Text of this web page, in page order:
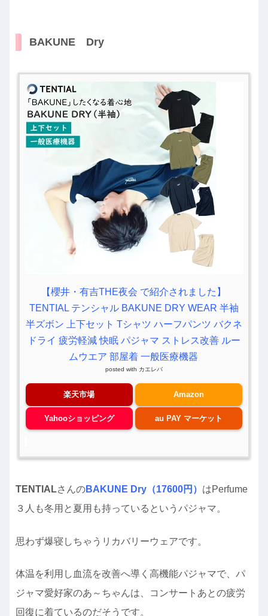
BAKUNE Dry
【櫻井・有吉THE夜会 で紹介されました】
TENTIAL テンシャル BAKUNE DRY WEAR 半袖
半ズボン 上下セット Tシャツ ハーフパンツ バクネ
ドライ 疲労軽減 快眠 パジャマ ストレス改善 ルー
ムウエア 部屋着 一般医療機器
posted with カエレバ
楽天市場 Amazon
Yahooショッピング au PAY マーケット
TENTIALさんのBAKUNE Dry（17600円） はPerfume
３人も冬用と夏用も持っているというパジャマ。
思わず爆寝しちゃうリカバリーウェアです。
体温を利用し血流を改善へ導く高機能パジャマで、パ
ジャマ愛好家のあ～ちゃんは、コンサートあとの疲労
回復に着ているのだそうです。